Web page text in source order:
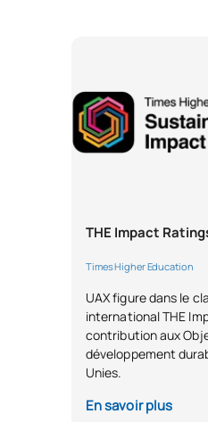
THE Impact
Times Higher Education
UAX figure dans le
international THE
contribution aux
développement
Unies.
En savoir plus